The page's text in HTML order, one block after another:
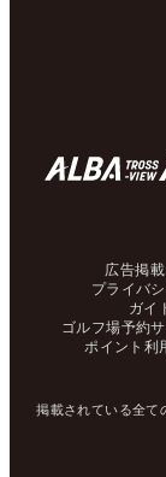
広告掲
プライバ
ガイ
ゴルフ場予約
ポイント利
掲載されている全て